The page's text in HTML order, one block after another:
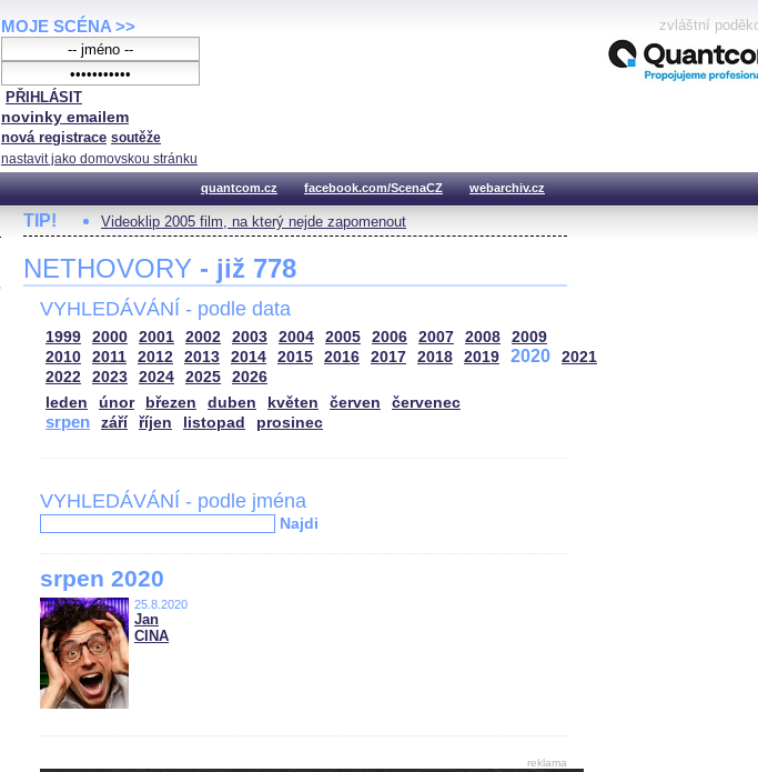
MOJE SCÉNA >>
PŘIHLÁSIT
novinky emailem
nová registrace soutěže
nastavit jako domovskou stránku
zvláštní
quantcom.cz facebook.com/ScenaCZ webarchiv.cz
TIP! Videoklip 2005 film, na který nejde zapomenout
NETHOVORY - již 778
VYHLEDÁVÁNÍ - podle data
1999 2000 2001 2002 2003 2004 2005 2006 2007 2008
2009
2010
2011 2012 2013 2014 2015 2016 2017 2018 2019 2020
2021
2022
2023 2024 2025
2026
leden
únor březen duben květen červen červenec
srpen září říjen listopad prosinec
VYHLEDÁVÁNÍ - podle jména
Najdi
srpen 2020
25.8.2020
Jan
CINA
reklama